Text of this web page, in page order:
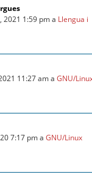
2021 1:59 pm a Llengua i
11:27 am aGNU/
7:17 pm aGNU/Linux